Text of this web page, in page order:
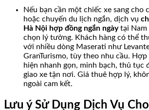
Nếu bạn cần một chiếc xe sang cho
hoặc chuyến du lịch ngắn, dịch vụ
Hà Nội hợp đồng ngắn ngàytại Nam
chọn lý tưởng. Khách hàng có thể
với nhiều dòng Maserati như
GranTurismo, tùy theo nhu cầu.
hiện nhanh gọn, minh bạch, thủ tục
giao xe tận nơi. Giá thuê hợp lý,
ngoài cam kết.
Lưu ý Sử Dụng Dịch Vụ